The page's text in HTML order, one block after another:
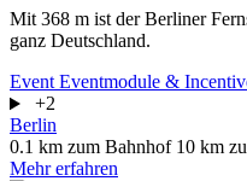
Mit 368 m ist der Berliner
ganz Deutschland.
Event Eventmodule &
+2
Berlin
0.1 km zum Bahnhof 10 km
Mehr erfahren